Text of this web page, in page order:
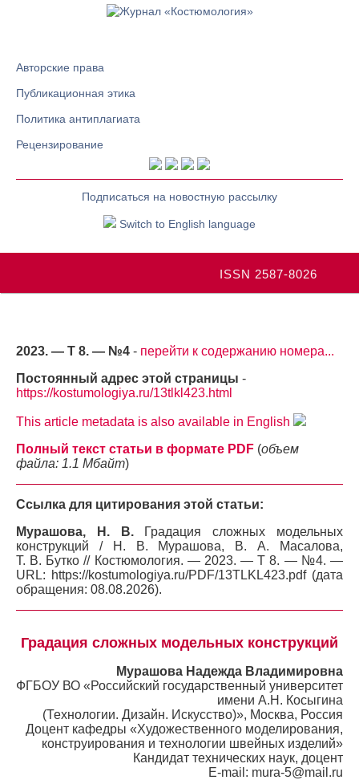
Авторские права
Публикационная этика
Политика антиплагиата
Рецензирование
Подписаться на новостную рассылку
Switch to English language
ISSN 2587-8026
2023. — Т 8. — №4 - перейти к содержанию номера...
Постоянный адрес этой страницы -
https://kostumologiya.ru/13tlkl423.html
This article metadata is also available in English
Полный текст статьи в формате PDF (объем
файла: 1.1 Мбайт)
Ссылка для цитирования этой статьи:
Мурашова, Н. В.Градация сложных модельных
конструкций / Н. В. Мурашова, В. А. Масалова,
Т. В. Бутко // Костюмология. — 2023. — Т 8. — №4. —
URL: https://kostumologiya.ru/PDF/13TLKL423.pdf (дата
обращения: 08.08.2026).
Градация сложных модельных конструкций
Мурашова Надежда Владимировна
ФГБОУ ВО «Российский государственный университет
имени А.Н. Косыгина
(Технологии. Дизайн. Искусство)», Москва, Россия
Доцент кафедры «Художественного моделирования,
конструирования и технологии швейных изделий»
Кандидат технических наук, доцент
E-mail: mura-5@mail.ru